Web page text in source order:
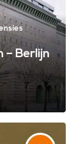
– Berlijn